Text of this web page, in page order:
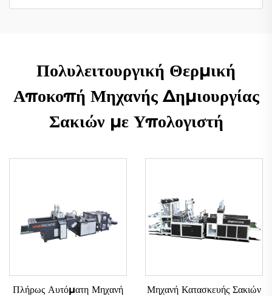
Πολυλειτουργική Θερμική
Αποκοπή Μηχανής Δημιουργίας
Σακιών με Υπολογιστή
Πλήρως Αυτόματη Μηχανή
Μηχανή Κατασκευής Σακιών